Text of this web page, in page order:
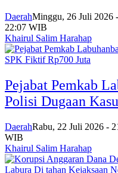
DaerahMinggu, 26 Juli 2026
22:07 WIB
Khairul Salim Harahap
Pejabat Pemkab
Polisi Dugaan
DaerahRabu, 22 Juli 2026 -
WIB
Khairul Salim Harahap